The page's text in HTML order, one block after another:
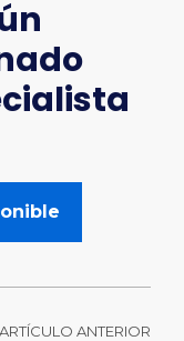
ARTÍCULO ANTERIOR